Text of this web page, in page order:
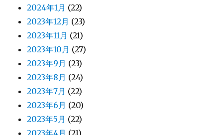
2024年1月 (22)
2023年12月 (23)
2023年11月 (21)
2023年10月 (27)
2023年9月 (23)
2023年8月 (24)
2023年7月 (22)
2023年6月 (20)
2023年5月 (22)